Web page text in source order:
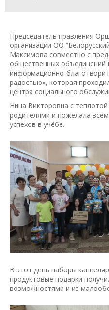
Председатель правления
организации ОО
Максимова совместно с
общественных объединений
информационно-
радостью», которая
центра социального
Нина Викторовна с
родителями и пожелала
успехов в учёбе.
В этот день наборы
продуктовые подарки
возможностями и из